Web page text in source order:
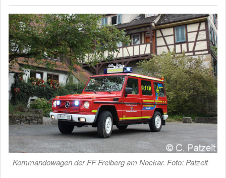
Kommandowagen der FF Freiberg am Neckar. Foto: Patzelt